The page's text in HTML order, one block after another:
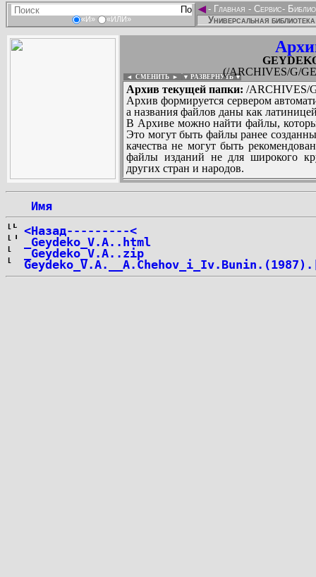
«И» «ИЛИ»
◄- Главная - Сервис-
Универсальная
(/ARCHIVES/G/
◄ СМЕНИТЬ ► ▼ РАЗВЕРНУТЬ ▼
Архив текущей папки: /ARCHIVES/
Архив формируется сервером
а названия файлов даны как
В Архиве можно найти файлы,
Это могут быть файлы ранее
качества не могут быть
файлы изданий не для широкого
других стран и народов.
Имя
<Назад---------<
_Geydeko_V.A..html
_Geydeko_V.A..zip